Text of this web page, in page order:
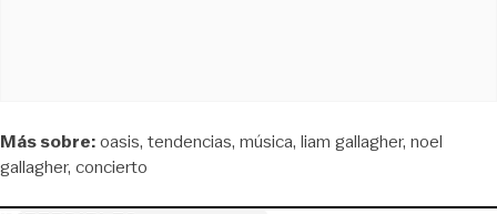
Más sobre:oasis tendencias música liam gallagher noel
gallagher concierto